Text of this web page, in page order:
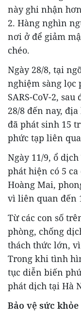
này ghi nhận
2. Hàng nghìn
nơi ở để giảm
chéo.
Ngày 28/8, tại
nghiệm sàng lọc
SARS-CoV-2,
28/8 đến nay,
đã phát sinh 15
phức tạp liên
Ngày 11/9, ổ
phát hiện có 5
Hoàng Mai,
vì liên quan đến
Từ các con số
phòng, chống
thách thức lớn, vì
Trong khi tình
tục diễn biến
phát dịch tại Hà
Bảo vệ sức